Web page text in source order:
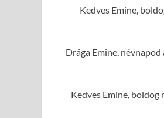
Kedves Emine,
Drága Emine,
Kedves Emine,